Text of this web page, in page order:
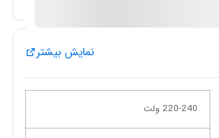
نمایش بیشتر
220-240 ولت